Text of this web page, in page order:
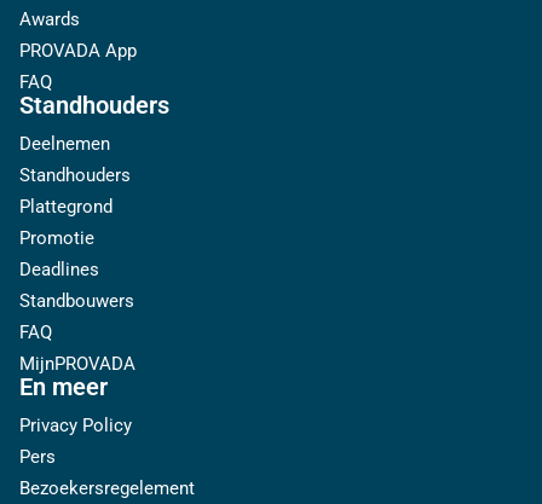
Awards
PROVADA App
FAQ
Standhouders
Deelnemen
Standhouders
Plattegrond
Promotie
Deadlines
Standbouwers
FAQ
MijnPROVADA
En meer
Privacy Policy
Pers
Bezoekersregelement